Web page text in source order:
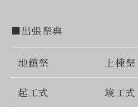
■出張祭典
地鎮祭 上棟祭
起工式 竣工式